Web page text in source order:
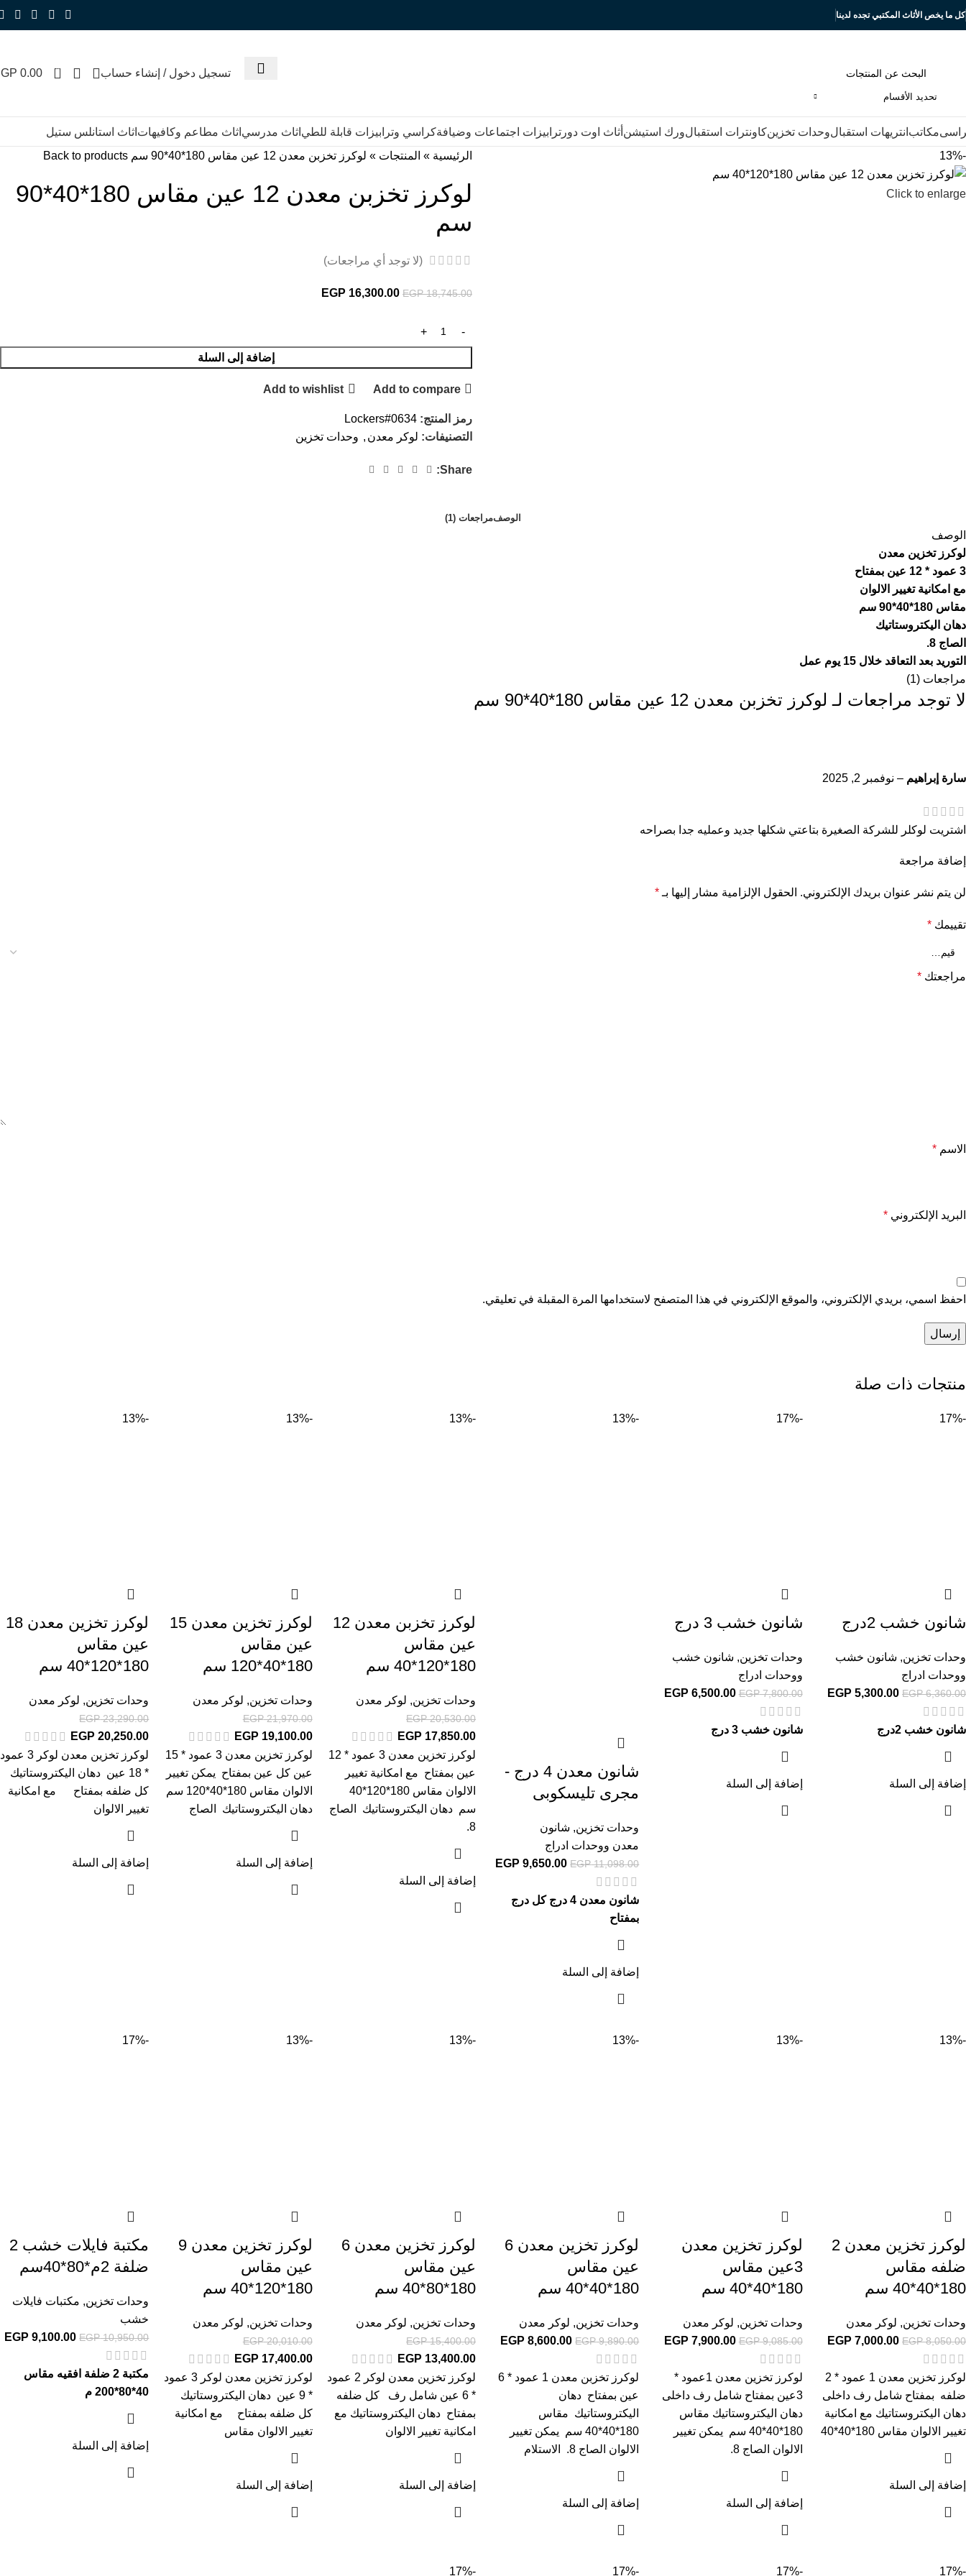
كل ما يخص الأثاث المكتبي تجده لدينا
تحديد الأقسام
تسجيل دخول / إنشاء حساب 0
0.00
مكاتب انتريهات استقبالوحدات تخزينكاونترات استقبالورك استيشن أثاث اوت دور ترابيزات اجتماعات وضيافةكراسي وترابيزات قابلة للطي اثاث مدرسي اثاث مطاعم وكافيهات اثاث استانلس ستيل
-13%
Click to enlarge
الرئيسية » المنتجات » لوكرز تخزبن معدن 12 عين مقاس 180*40*90 سم Back to products
لوكرز تخزبن معدن 12 عين مقاس 180*40*90
سم
(لا توجد أي مراجعات)
EGP18,745.00
EGP 16,300.00
إضافة إلى السلة
Add to compare
Add to wishlist
رمز المنتج: Lockers#0634
التصنيفات: لوكر معدن , وحدات تخزين
Share:
الوصفمراجعات (1)
الوصف
لوكرز تخزين معدن
3 عمود * 12 عين بمفتاح
مع امكانية تغيير الالوان
مقاس 180*40*90 سم
دهان اليكتروستاتيك
الصاج 8.
التوريد بعد التعاقد خلال 15 يوم عمل
مراجعات (1)
لا توجد مراجعات لـ لوكرز تخزبن معدن 12 عين مقاس 180*40*90 سم
سارة إبراهيم – نوفمبر 2, 2025
اشتريت لوكلر للشركة الصغيرة بتاعتي شكلها جديد وعمليه جدا بصراحه
إضافة مراجعة
لن يتم نشر عنوان بريدك الإلكتروني. الحقول الإلزامية مشار إليها بـ *
تقييمك *
مراجعتك *
الاسم *
البريد الإلكتروني *
احفظ اسمي، بريدي الإلكتروني، والموقع الإلكتروني في هذا المتصفح لاستخدامها المرة المقبلة في تعليقي.
منتجات ذات صلة
-17%
شانون خشب 2درج
وحدات تخزين, شانون خشب
ووحدات ادراج
EGP6,360.00
EGP 5,300.00
شانون خشب 2درج
إضافة إلى السلة
-17%
شانون خشب 3 درج
وحدات تخزين, شانون خشب
ووحدات ادراج
EGP7,800.00
EGP 6,500.00
شانون خشب 3 درج
إضافة إلى السلة
-13%
شانون معدن 4 درج -
مجرى تليسكوبى
وحدات تخزين, شانون
معدن ووحدات ادراج
EGP11,098.00
EGP 9,650.00
شانون معدن 4 درج كل درج
بمفتاح
إضافة إلى السلة
-13%
لوكرز تخزبن معدن 12
عين مقاس
180*120*40 سم
وحدات تخزين, لوكر معدن
EGP20,530.00
EGP 17,850.00
لوكرز تخزين معدن 3 عمود * 12
عين بمفتاح مع امكانية تغيير
الالوان مقاس 180*120*40
سم دهان اليكتروستاتيك الصاج
8.
إضافة إلى السلة
-13%
لوكرز تخزين معدن 15
عين مقاس
180*40*120 سم
وحدات تخزين, لوكر معدن
EGP21,970.00
EGP 19,100.00
لوكرز تخزين معدن 3 عمود * 15
عين كل عين بمفتاح يمكن تغيير
الالوان مقاس 180*40*120 سم
دهان اليكتروستاتيك الصاج
إضافة إلى السلة
-13%
لوكرز تخزين معدن 18
عين مقاس
180*120*40 سم
وحدات تخزين, لوكر معدن
EGP23,290.00
EGP 20,250.00
لوكرز تخزين معدن لوكر 3 عمود
* 18 عين دهان اليكتروستاتيك
كل ضلفه بمفتاح مع امكانية
تغيير الالوان
إضافة إلى السلة
-13%
لوكرز تخزين معدن 2
ضلفه مقاس
180*40*40 سم
وحدات تخزين, لوكر معدن
EGP8,050.00
EGP 7,000.00
لوكرز تخزين معدن 1 عمود * 2
ضلفه بمفتاح شامل رف داخلى
دهان اليكتروستاتيك مع امكانية
تغيير الالوان مقاس 180*40*40
إضافة إلى السلة
-13%
لوكرز تخزين معدن
3عين مقاس
180*40*40 سم
وحدات تخزين, لوكر معدن
EGP9,085.00
EGP 7,900.00
لوكرز تخزين معدن 1عمود *
3عين بمفتاح شامل رف داخلى
دهان اليكتروستاتيك مقاس
180*40*40 سم يمكن تغيير
الالوان الصاج 8.
إضافة إلى السلة
-13%
لوكرز تخزين معدن 6
عين مقاس
180*40*40 سم
وحدات تخزين, لوكر معدن
EGP9,890.00
EGP 8,600.00
لوكرز تخزبن معدن 1 عمود * 6
عين بمفتاح دهان
اليكتروستاتيك مقاس
180*40*40 سم يمكن تغيير
الالوان الصاج 8. الاستلام
إضافة إلى السلة
-13%
لوكرز تخزين معدن 6
عين مقاس
180*80*40 سم
وحدات تخزين, لوكر معدن
EGP15,400.00
EGP 13,400.00
لوكرز تخزين معدن لوكر 2 عمود
* 6 عين شامل رف كل ضلفه
بمفتاح دهان اليكتروستاتيك مع
امكانية تغيير الالوان
إضافة إلى السلة
-13%
لوكرز تخزين معدن 9
عين مقاس
180*120*40 سم
وحدات تخزين, لوكر معدن
EGP20,010.00
EGP 17,400.00
لوكرز تخزين معدن لوكر 3 عمود
* 9 عين دهان اليكتروستاتيك
كل ضلفه بمفتاح مع امكانية
تغيير الالوان مقاس
إضافة إلى السلة
-17%
مكتبة فايلات خشب 2
ضلفة 2م*80*40سم
وحدات تخزين, مكتبات فايلات
خشب
EGP10,950.00
EGP 9,100.00
مكتبة 2 ضلفة افقيه
مقاس
40*80*200 م
إضافة إلى السلة
-17%
-17%
-17%
-17%